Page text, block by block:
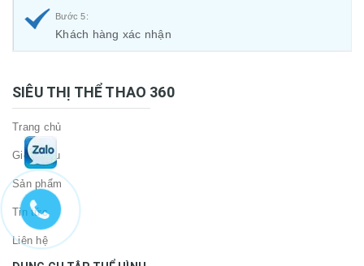
Bước 5:
Khách hàng xác nhận
SIÊU THỊ THỂ THAO 360
Trang chủ
Giới thiệu
Sản phẩm
Tin tức
Liên hệ